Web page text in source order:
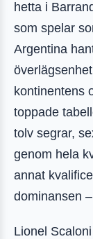
hetta i
som spelar
Argentina
kontinentens
toppade
tolv segrar,
genom hela
annat
dominansen
Lionel